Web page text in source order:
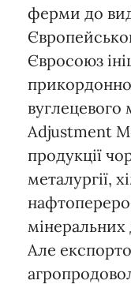
ферми до
Євросоюз
Adjustment
продукції
металургії,
мінеральних
Але